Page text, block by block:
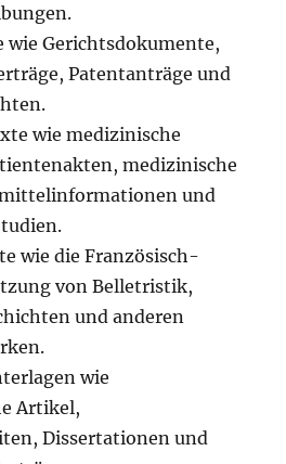
wie Gerichtsdokumente,
Patentanträge und
wie medizinische
medizinische
und
wie die Französisch-
von Belletristik,
und anderen
wie
Artikel,
Dissertationen und